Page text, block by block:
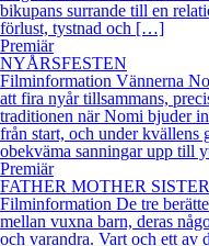
bikupans surrande till en
förlust, tystnad och […]
Premiär
NYÅRSFESTEN
Filminformation Vännerna
att fira nyår tillsammans,
traditionen när Nomi bjuder
från start, och under kvällens
obekväma sanningar upp till
Premiär
FATHER MOTHER
Filminformation De tre
mellan vuxna barn, deras
och varandra. Vart och ett av